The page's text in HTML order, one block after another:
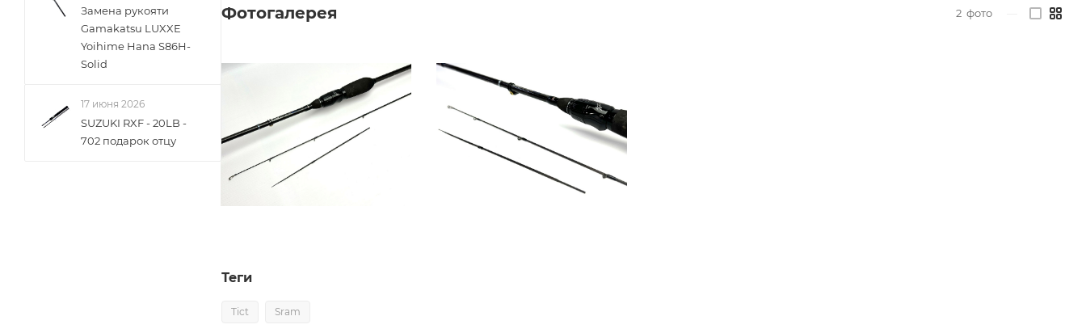
Фотогалерея 2 фото
Теги
Tict Sram
Замена рукояти
Gamakatsu LUXXE
Yoihime Hana S86H-
Solid
17 июня 2026
SUZUKI RXF - 20LB -
702 подарок отцу